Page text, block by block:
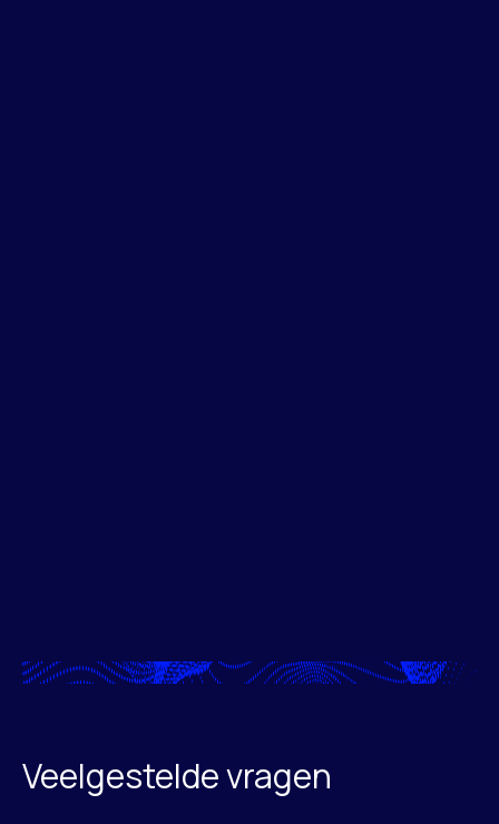
Veelgestelde vragen